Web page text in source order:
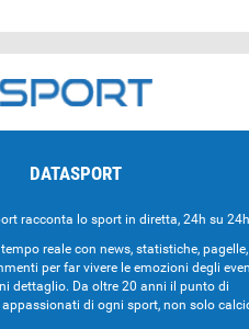
DATASPORT
racconta lo sport in diretta, 24h su
reale con news, statistiche, pagelle,
per far vivere le emozioni degli
dettaglio. Da oltre 20 anni il punto di
di ogni sport, non solo